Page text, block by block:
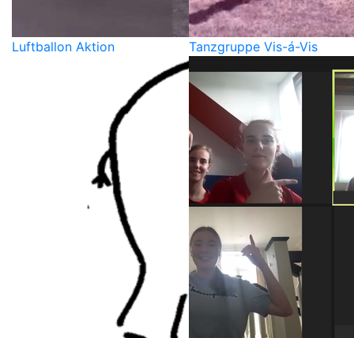
Luftballon Aktion Tanzgruppe Vis-á-Vis